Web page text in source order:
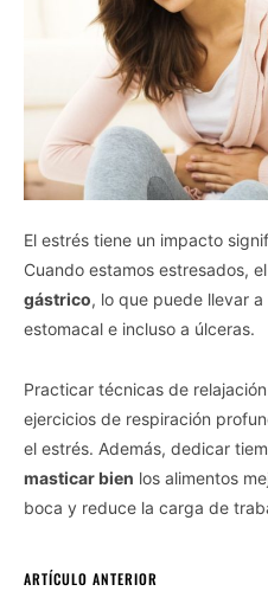
El estrés tiene un impacto
Cuando estamos estresados,
gástrico, lo que puede llevar
estomacal e incluso a úlceras.
Practicar técnicas de
ejercicios de respiración
el estrés. Además, dedicar
masticar bien los alimentos
boca y reduce la carga de
ARTÍCULO ANTERIOR